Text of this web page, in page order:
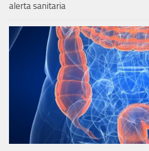
alerta sanitaria